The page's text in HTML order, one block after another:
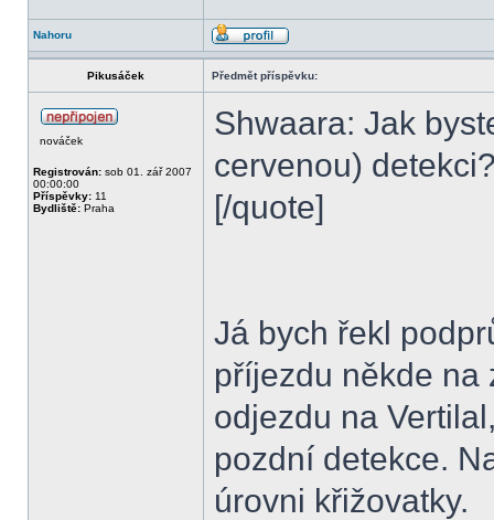
Nahoru
Pikusáček Předmět příspěvku:
nováček
Registrován: sob 01. zář 2007
00:00:00
Příspěvky: 11
Bydliště: Praha
Shwaara: Jak
cervenou)
[/quote]
Já bych řekl
příjezdu někde na
odjezdu na
pozdní detekce.
úrovni křižovatky.